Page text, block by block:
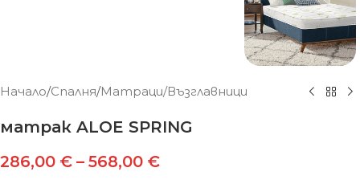
Начало/Спалня/Матраци/Възглавници
матрак ALOE SPRING
286,00 € – 568,00 €